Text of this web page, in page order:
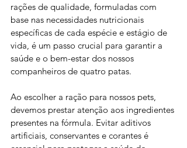
rações de qualidade, formuladas com
base nas necessidades nutricionais
específicas de cada espécie e estágio de
vida, é um passo crucial para garantir a
saúde e o bem-estar dos nossos
companheiros de quatro patas.
Ao escolher a ração para nossos pets,
devemos prestar atenção aos ingredientes
presentes na fórmula. Evitar aditivos
artificiais, conservantes e corantes é